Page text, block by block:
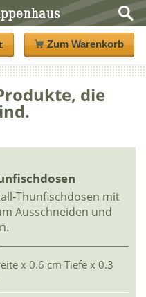
Zum Warenkorb
die
Thunfischdosen mit
Ausschneiden und
x 0.6 cm Tiefe x 0.3